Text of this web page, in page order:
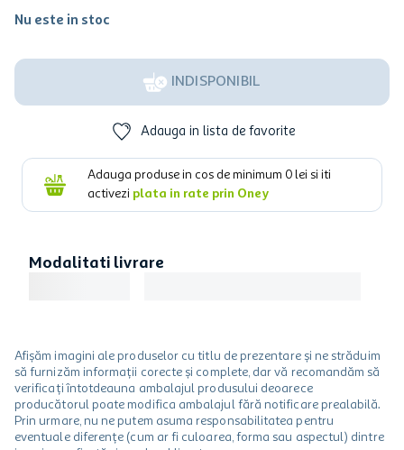
Nu este in stoc
INDISPONIBIL
Adauga in lista de favorite
Adauga produse in cos de minimum 0 lei si iti
activezi plata in rate prin Oney
Modalitati livrare
Afișăm imagini ale produselor cu titlu de prezentare și ne străduim
să furnizăm informații corecte și complete, dar vă recomandăm să
verificați întotdeauna ambalajul produsului deoarece
producătorul poate modifica ambalajul fără notificare prealabilă.
Prin urmare, nu ne putem asuma responsabilitatea pentru
eventuale diferențe (cum ar fi culoarea, forma sau aspectul) dintre